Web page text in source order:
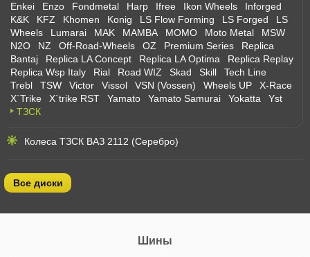
Enkei
Enzo Fondmetal Harp Ifree Ikon Wheels
Inforged
K&K
KFZ Khomen Konig LS Flow Forming LS Forged
LS
Wheels
Lumarai MAK MAMBA MOMO Moto Metal
MSW
N2O
NZ Off-Road-Wheels OZ Premium Series
Replica
Bantaj
Replica LA Concept Replica LA Optima
Replica Replay
Replica Wsp Italy
Rial Road WIZ Skad Skill
Tech Line
Trebl
TSW Victor Vissol VSN (Vossen) Wheels UP
X-Race
X`Trike
X`trike RST Yamato Yamato Samurai Yokatta
Yst
ТЗСК
Колеса ТЗСК ВАЗ 2112 (Серебро)
Все диски
Шины